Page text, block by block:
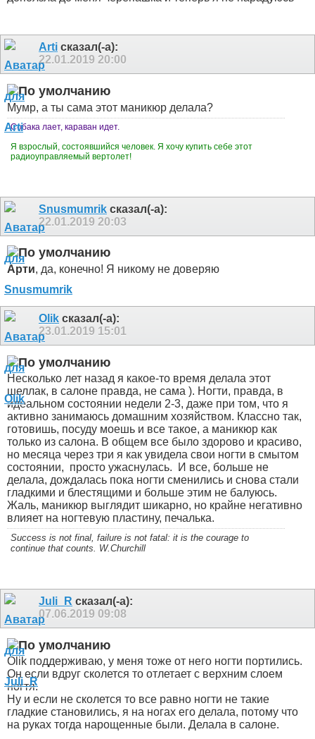
Arti сказал(-а):
22.01.2019 20:00
Мумр, а ты сама этот маникюр делала?
Собака лает, караван идет.
Я взрослый, состоявшийся человек. Я хочу купить себе этот
радиоуправляемый вертолет!
Snusmumrik сказал(-а):
22.01.2019 20:03
Арти, да, конечно! Я никому не доверяю
Olik сказал(-а):
23.01.2019 15:01
Несколько лет назад я какое-то время делала этот
шеллак, в салоне правда, не сама ). Ногти, правда, в
идеальном состоянии недели 2-3, даже при том, что я
активно занимаюсь домашним хозяйством. Классно так,
готовишь, посуду моешь и все такое, а маникюр как
только из салона. В общем все было здорово и красиво,
но месяца через три я как увидела свои ногти в смытом
состоянии, просто ужаснулась.
И все, больше не
делала, дождалась пока ногти сменились и снова стали
гладкими и блестящими и больше этим не балуюсь.
Жаль, маникюр выглядит шикарно, но крайне негативно
влияет на ногтевую пластину, печалька.
Success is not final, failure is not fatal: it is the courage to
continue that counts. W.Churchill
Juli_R сказал(-а):
07.06.2019 09:08
Olik поддерживаю, у меня тоже от него ногти портились.
Он если вдруг сколется то отлетает с верхним слоем
ногтя.
Ну и если не сколется то все равно ногти не такие
гладкие становились, я на ногах его делала, потому что
на руках тогда нарощенные были. Делала в салоне.